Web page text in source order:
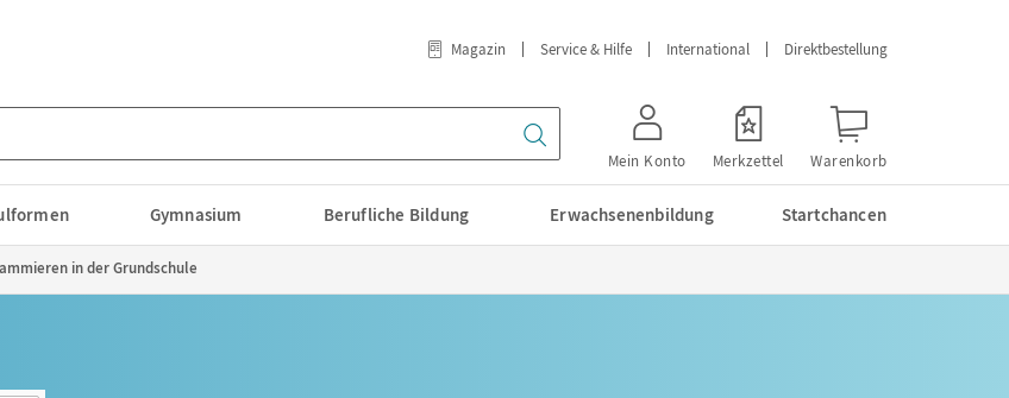
Magazin Service & Hilfe International Direktbestellung
Mein Konto Merkzettel Warenkorb
Gymnasium Berufliche Bildung Erwachsenenbildung Startchancen
in der Grundschule